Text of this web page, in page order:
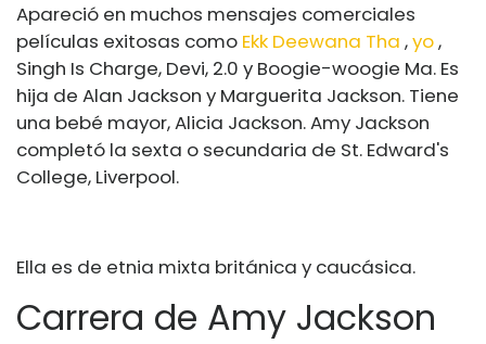
Apareció en muchos mensajes comerciales
películas exitosas como Ekk Deewana Tha ,yo,
Singh Is Charge, Devi, 2.0 y Boogie-woogie Ma. Es
hija de Alan Jackson y Marguerita Jackson. Tiene
una bebé mayor, Alicia Jackson. Amy Jackson
completó la sexta o secundaria de St. Edward's
College, Liverpool.
Ella es de etnia mixta británica y caucásica.
Carrera de Amy Jackson